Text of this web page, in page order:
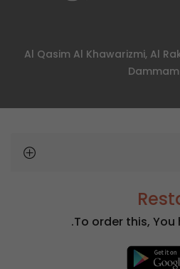
2767 Al Qasim Al Khawarizmi, Al
To order this,